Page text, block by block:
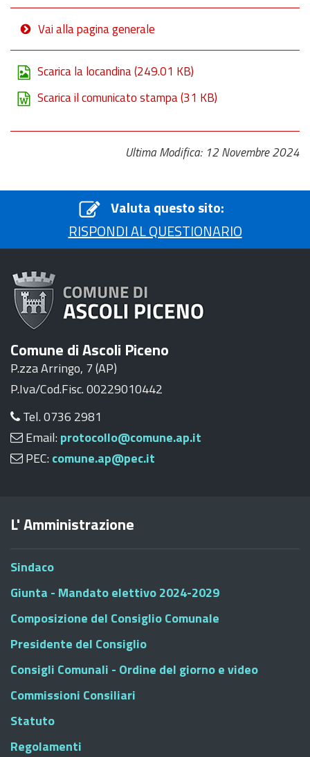
Vai alla pagina generale
Scarica la locandina(249.01 KB)
Scarica il comunicato stampa(31 KB)
Ultima Modifica: 12 Novembre 2024
Valuta questo sito:
RISPONDI AL QUESTIONARIO
Comune di Ascoli Piceno
P.zza Arringo, 7 (AP)
P.Iva/Cod.Fisc. 00229010442
Tel. 0736 2981
Email: protocollo@comune.ap.it
PEC: comune.ap@pec.it
L' Amministrazione
Sindaco
Giunta - Mandato elettivo 2024-2029
Composizione del Consiglio Comunale
Presidente del Consiglio
Consigli Comunali - Ordine del giorno e video
Commissioni Consiliari
Statuto
Regolamenti